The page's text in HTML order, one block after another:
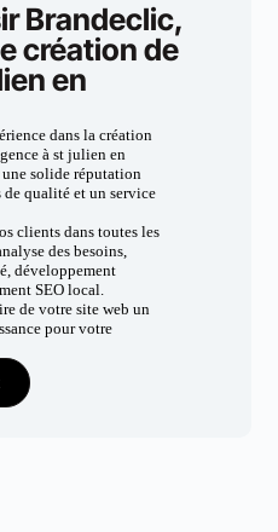
Brandeclic,
création de
en
dans la création
à st julien en
une solide réputation
de qualité et un service
clients dans toutes les
des besoins,
développement
SEO local.
de votre site web un
pour votre